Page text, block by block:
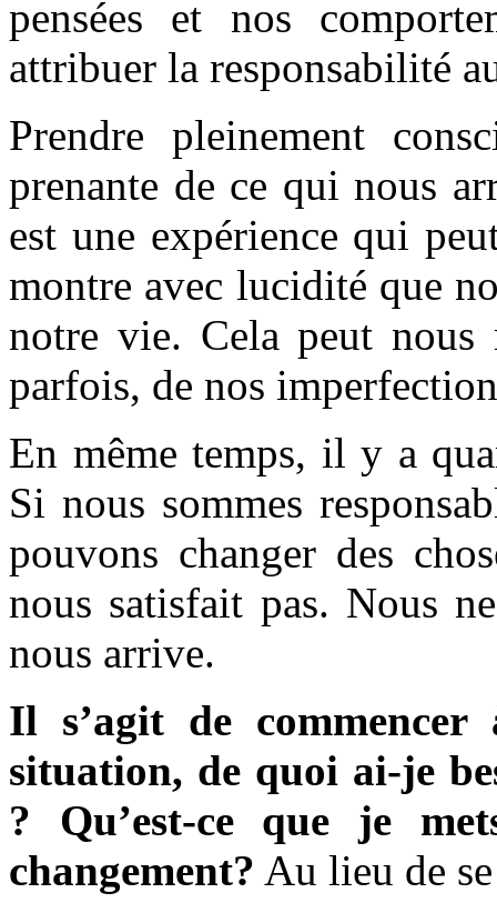
pensées et nos
attribuer la responsabilité
Prendre pleinement
prenante de ce qui nous
est une expérience qui
montre avec lucidité que
notre vie. Cela peut nous
parfois, de nos
En même temps, il y a
Si nous sommes
pouvons changer des
nous satisfait pas. Nous
nous arrive.
Il s’agit de
situation, de quoi ai-je
? Qu’est-ce que je
changement? Au lieu de